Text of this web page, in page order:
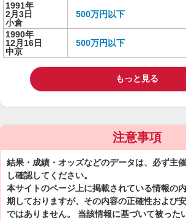
1991年
2月3日
小倉
500万円以下
1990年
12月16日
中京
500万円以下
もっと見る
注意事項
結果・成績・オッズなどのデータは、必ず主
し確認してください。
本サイトのページ上に掲載されている情報の
期しておりますが、その内容の正確性および
ではありません。 当該情報に基づいて被った